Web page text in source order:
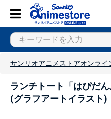
サンリオアニメストアオンライ
ランチトート「はぴだ
(グラフアートイラスト)